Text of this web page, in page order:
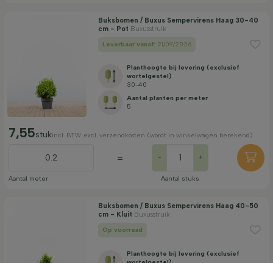
Buksbomen / Buxus Sempervirens Haag 30-40
cm - Pot Buxusstruik
Leverbaar vanaf: 21/09/2026
Planthoogte bij levering (exclusief
wortelgestel)
30-40
Aantal planten per meter
5
7,55stukincl. BTW. excl. verzendkosten (wordt in winkelwagen berekend)
Aantal meter
= - +
Aantal stuks
Buksbomen / Buxus Sempervirens Haag 40-50
cm - Kluit Buxusstruik
Op voorraad
Planthoogte bij levering (exclusief